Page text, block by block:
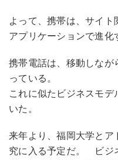
よって、携帯は、サイト
アプリケーションで進化
携帯電話は、移動しなが
っている。
これに似たビジネスモデ
いた。
来年より、福岡大学とア
究に入る予定だ。 ビジ